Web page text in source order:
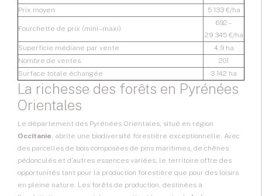
Prix moyen
5 133 €/ha
Fourchette de prix (mini – maxi)
692 –
29 345 €/ha
Superficie médiane par vente
4,9 ha
Nombre de ventes
201
Surface totale échangée
3 142 ha
La richesse des forêts en Pyrénées
Orientales
Le département des Pyrénées Orientales, situé en région
Occitanie, abrite une biodiversité forestière exceptionnelle. Avec
des parcelles de bois composées de pins maritimes, de chênes
pédonculés et d'autres essences variées, le territoire offre des
opportunités tant pour la production forestière que pour des loisirs
en pleine nature. Les forêts de production, destinées à